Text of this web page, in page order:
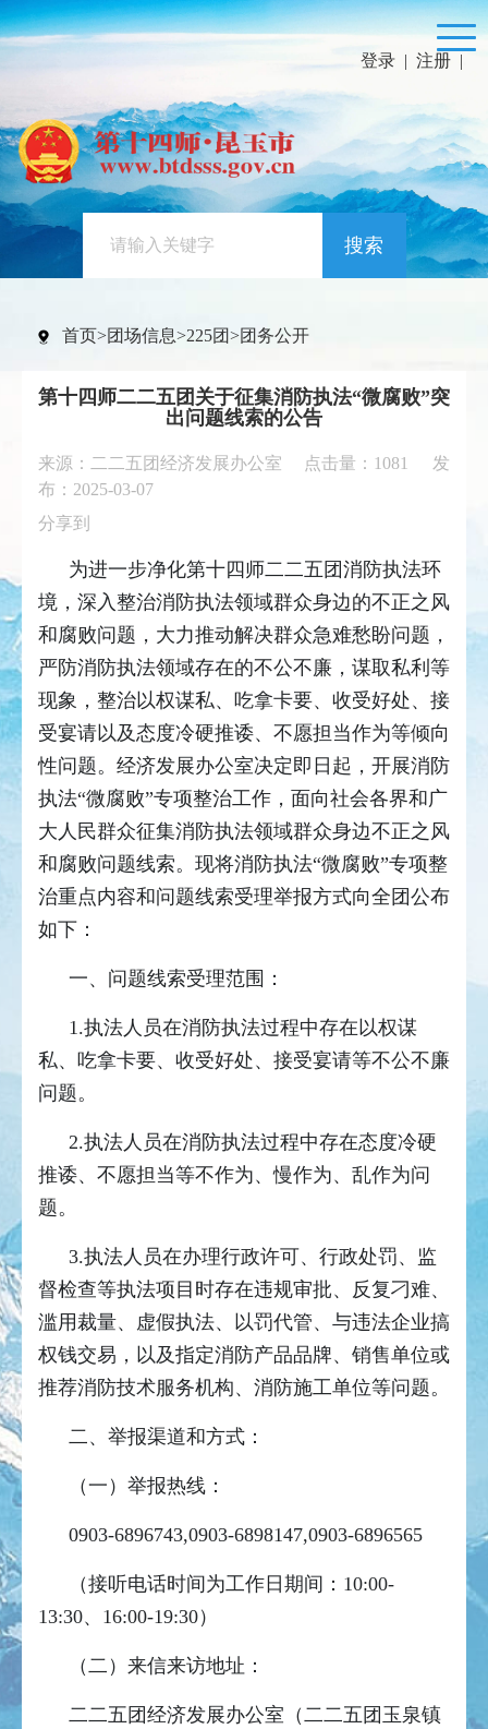
登录 | 注册 |
搜索
首页>团场信息>225团>团务公开
第十四师二二五团关于征集消防执法“微腐败”突
出问题线索的公告
来源：二二五团经济发展办公室 点击量： 1081
发
布：2025-03-07
分享到
为进一步净化第十四师二二五团消防执法环
境，深入整治消防执法领域群众身边的不正之风
和腐败问题，大力推动解决群众急难愁盼问题，
严防消防执法领域存在的不公不廉，谋取私利等
现象，整治以权谋私、吃拿卡要、收受好处、接
受宴请以及态度冷硬推诿、不愿担当作为等倾向
性问题。经济发展办公室决定即日起，开展消防
执法“微腐败”专项整治工作，面向社会各界和广
大人民群众征集消防执法领域群众身边不正之风
和腐败问题线索。现将消防执法“微腐败”专项整
治重点内容和问题线索受理举报方式向全团公布
如下：
一、问题线索受理范围：
1.执法人员在消防执法过程中存在以权谋
私、吃拿卡要、收受好处、接受宴请等不公不廉
问题。
2.执法人员在消防执法过程中存在态度冷硬
推诿、不愿担当等不作为、慢作为、乱作为问
题。
3.执法人员在办理行政许可、行政处罚、监
督检查等执法项目时存在违规审批、反复刁难、
滥用裁量、虚假执法、以罚代管、与违法企业搞
权钱交易，以及指定消防产品品牌、销售单位或
推荐消防技术服务机构、消防施工单位等问题。
二、举报渠道和方式：
（一）举报热线：
0903-6896743,0903-6898147,0903-6896565
（接听电话时间为工作日期间：10:00-
13:30、16:00-19:30）
（二）来信来访地址：
二二五团经济发展办公室（二二五团玉泉镇